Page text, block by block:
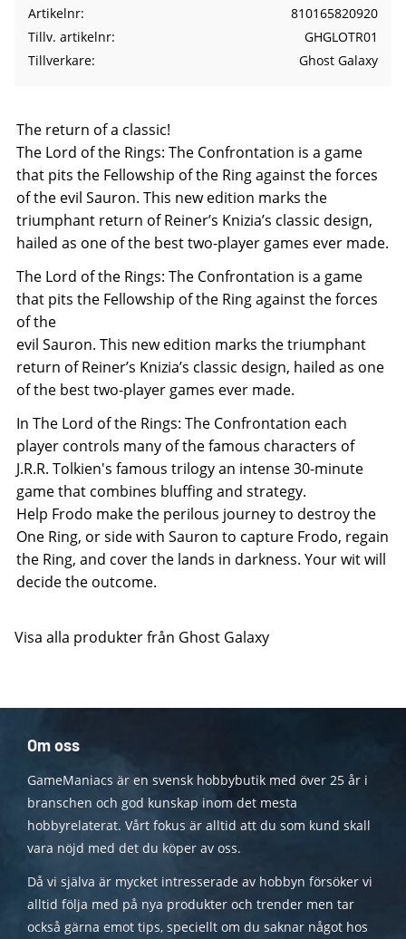
Artikelnr
810165820920
Tillv. artikelnr
GHGLOTR01
Tillverkare
Ghost Galaxy
The return of a classic!
The Lord of the Rings: The Confrontation is a game
that pits the Fellowship of the Ring against the forces
of the evil Sauron. This new edition marks the
triumphant return of Reiner’s Knizia’s classic design,
hailed as one of the best two-player games ever made.
The Lord of the Rings: The Confrontation is a game
that pits the Fellowship of the Ring against the forces
of the
evil Sauron. This new edition marks the triumphant
return of Reiner’s Knizia’s classic design, hailed as one
of the best two-player games ever made.
In The Lord of the Rings: The Confrontation each
player controls many of the famous characters of
J.R.R. Tolkien's famous trilogy an intense 30-minute
game that combines bluffing and strategy.
Help Frodo make the perilous journey to destroy the
One Ring, or side with Sauron to capture Frodo, regain
the Ring, and cover the lands in darkness. Your wit will
decide the outcome.
Visa alla produkter från Ghost Galaxy
Om oss
GameManiacs är en svensk hobbybutik med över 25 år i
branschen och god kunskap inom det mesta
hobbyrelaterat. Vårt fokus är alltid att du som kund skall
vara nöjd med det du köper av oss.
Då vi själva är mycket intresserade av hobbyn försöker vi
alltid följa med på nya produkter och trender men tar
också gärna emot tips, speciellt om du saknar något hos